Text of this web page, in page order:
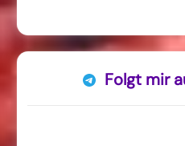
Folgt mir